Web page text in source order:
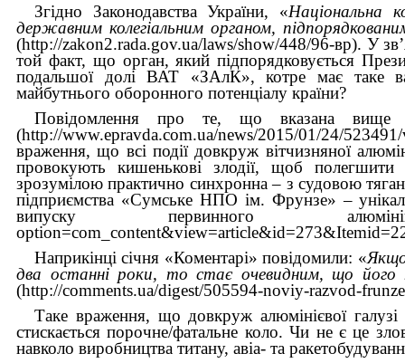
Згідно Законодавства України, «Національна
державним колегіальним органом,
(http://zakon2.rada.gov.ua/laws/show/448/96-вр). У
той факт, що орган, який підпорядковується
подальшої долі ВАТ «ЗАлК», котре має таке
майбутнього оборонного потенціалу країни?
Повідомлення про те, що вказана вище
(http://www.epravda.com.ua/news/2015/01/24/
враження, що всі події довкруж вітчизняної
провокують кишенькові злодії, щоб
зрозумілою практично синхронна – з судовою
підприємства «Сумське НПО ім. Фрунзе» –
випуску первинного
Наприкінці січня «Коментарі» повідомили: «Якщо
два останні роки, то стає очевидним, що його
(http://comments.ua/digest/505594-noviy-razvod-
Таке враження, що довкруж алюмінієвої галузі
стискається порочне/фатальне коло. Чи не є це
навколо виробництва титану, авіа- та